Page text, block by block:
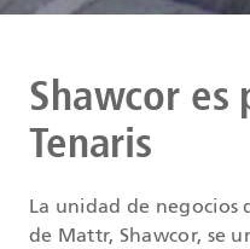
Shawcor es
Tenaris
La unidad de negocios
de Mattr, Shawcor, se